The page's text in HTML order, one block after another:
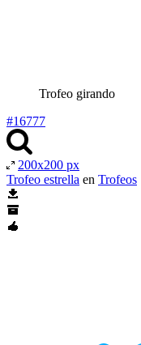
Trofeo girando
#16777
200x200 px
Trofeo estrella en Trofeos